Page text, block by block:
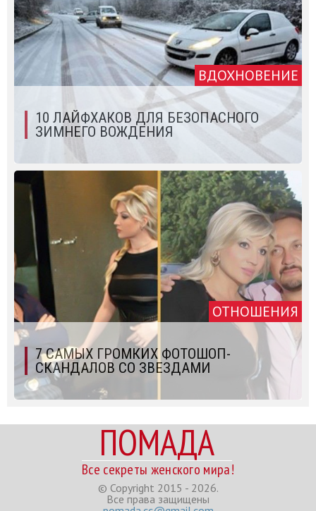
ВДОХНОВЕНИЕ
10 ЛАЙФХАКОВ ДЛЯ БЕЗОПАСНОГО
ЗИМНЕГО ВОЖДЕНИЯ
ОТНОШЕНИЯ
7 САМЫХ ГРОМКИХ ФОТОШОП-
СКАНДАЛОВ CО ЗВЕЗДАМИ
ПОМАДА
Все секреты женского мира!
© Copyright 2015 - 2026.
Все права защищены